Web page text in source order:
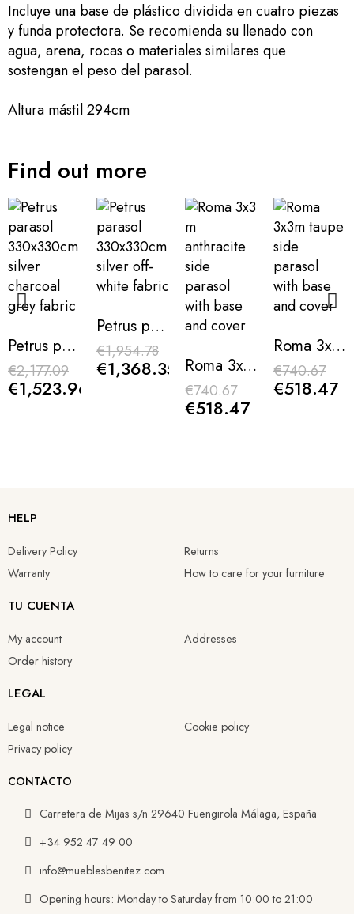
Incluye una base de plástico dividida en cuatro piezas
y funda protectora. Se recomienda su llenado con
agua, arena, rocas o materiales similares que
sostengan el peso del parasol.
Altura mástil 294cm
Find out more
Petrus parasol 330x330cm silver charcoal grey fabric
€2,177.09
€1,523.96
Petrus parasol 330x330cm silver off-white fabric
€1,954.78
€1,368.35 Roma 3x3 m anthracite side parasol with base and cover
€740.67
€518.47
Roma 3x3m taupe side parasol with base and cover
€740.67
€518.47
€740.67
€518.47
€739.56
€517.69 €517.69
HELP
Delivery Policy
Warranty
Returns
How to care for your furniture
TU CUENTA
My account
Order history
Addresses
LEGAL
Legal notice
Privacy policy
Cookie policy
CONTACTO
Carretera de Mijas s/n 29640 Fuengirola Málaga, España
+34 952 47 49 00
info@mueblesbenitez.com
Opening hours: Monday to Saturday from 10:00 to 21:00